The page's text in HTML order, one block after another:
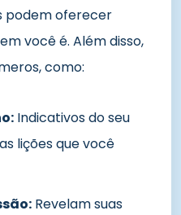
podem oferecer
você é. Além disso,
como:
Indicativos do seu
lições que você
Revelam suas